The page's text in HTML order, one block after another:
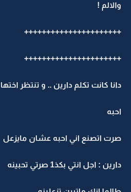
!
كانت تكلم دارين .. و تنتظر اختها :
اتصنع اني احبه عشان مايزعل
: اجل انتي بكذ1 صرتي تحبينه